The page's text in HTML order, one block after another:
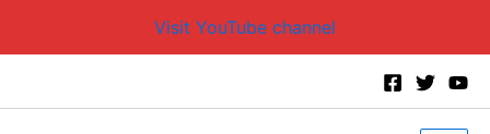
Visit YouTube channel